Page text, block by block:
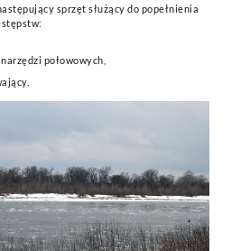
sprzęt służący do popełnienia
połowowych,